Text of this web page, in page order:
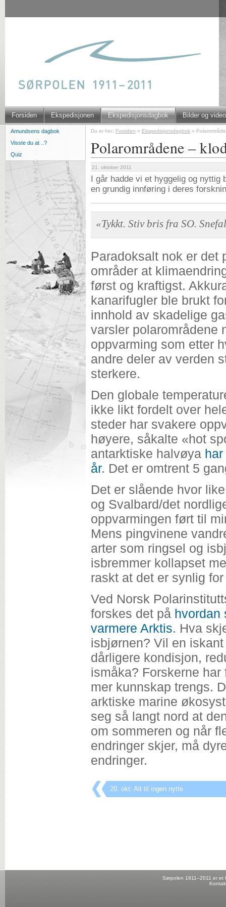
Forsiden Ekspedisjonen Ekspedisjonsdagbok Bilder og video
Amundsens dagbok
Visste du at ..?
Quiz
Du er her: Forsiden » Ekspedisjonsdagbok »
Polarområdene –
21. oktober 2011
I går hadde vi et hyggelig og
en grundig innføring i deres
«Tykkt. Stiv bris fra SO.
Paradoksalt nok er det
områder at
først og kraftigst.
kanarifugler ble brukt
innhold av skadelige
varsler polarområdene
oppvarming som etter
andre deler av verden
sterkere.
Den globale
ikke likt fordelt over
steder har svakere
høyere, såkalte «hot
antarktiske halvøya
år. Det er omtrent 5
Det er slående hvor
og Svalbard/det
oppvarmingen ført til
Mens pingvinene
arter som ringsel og
isbremmer kollapset
raskt at det er synlig
Ved Norsk
forskes det på hvordan
varmere Arktis. Hva
isbjørnen? Vil en
dårligere kondisjon,
ismåka? Forskerne
mer kunnskap trengs.
arktiske marine
seg så langt nord at
om sommeren og når
endringer skjer, må
endringer.
20. okt: Alt til ingen nytte
Sørpolen 1911–2011 er et